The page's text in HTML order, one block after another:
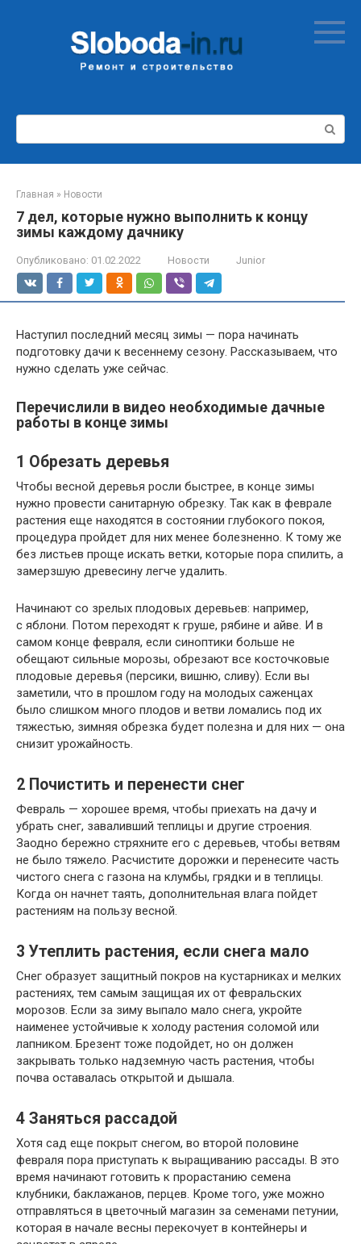
Поиск:
Главная » Новости
7 дел, которые нужно выполнить к концу
зимы каждому дачнику
Опубликовано: 01.02.2022 Новости Junior
Наступил последний месяц зимы — пора начинать
подготовку дачи к весеннему сезону. Рассказываем, что
нужно сделать уже сейчас.
Перечислили в видео необходимые дачные
работы в конце зимы
1 Обрезать деревья
Чтобы весной деревья росли быстрее, в конце зимы
нужно провести санитарную обрезку. Так как в феврале
растения еще находятся в состоянии глубокого покоя,
процедура пройдет для них менее болезненно. К тому же
без листьев проще искать ветки, которые пора спилить, а
замерзшую древесину легче удалить.
Начинают со зрелых плодовых деревьев: например,
с яблони. Потом переходят к груше, рябине и айве. И в
самом конце февраля, если синоптики больше не
обещают сильные морозы, обрезают все косточковые
плодовые деревья (персики, вишню, сливу). Если вы
заметили, что в прошлом году на молодых саженцах
было слишком много плодов и ветви ломались под их
тяжестью, зимняя обрезка будет полезна и для них — она
снизит урожайность.
2 Почистить и перенести снег
Февраль — хорошее время, чтобы приехать на дачу и
убрать снег, заваливший теплицы и другие строения.
Заодно бережно стряхните его с деревьев, чтобы ветвям
не было тяжело. Расчистите дорожки и перенесите часть
чистого снега с газона на клумбы, грядки и в теплицы.
Когда он начнет таять, дополнительная влага пойдет
растениям на пользу весной.
3 Утеплить растения, если снега мало
Снег образует защитный покров на кустарниках и мелких
растениях, тем самым защищая их от февральских
морозов. Если за зиму выпало мало снега, укройте
наименее устойчивые к холоду растения соломой или
лапником. Брезент тоже подойдет, но он должен
закрывать только надземную часть растения, чтобы
почва оставалась открытой и дышала.
4 Заняться рассадой
Хотя сад еще покрыт снегом, во второй половине
февраля пора приступать к выращиванию рассады. В это
время начинают готовить к прорастанию семена
клубники, баклажанов, перцев. Кроме того, уже можно
отправляться в цветочный магазин за семенами петунии,
которая в начале весны перекочует в контейнеры и